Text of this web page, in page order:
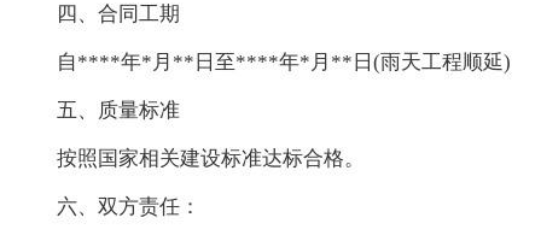
四、合同工期
自****年*月**日至****年*月**日(雨天工程顺延)
五、质量标准
按照国家相关建设标准达标合格。
六、双方责任：